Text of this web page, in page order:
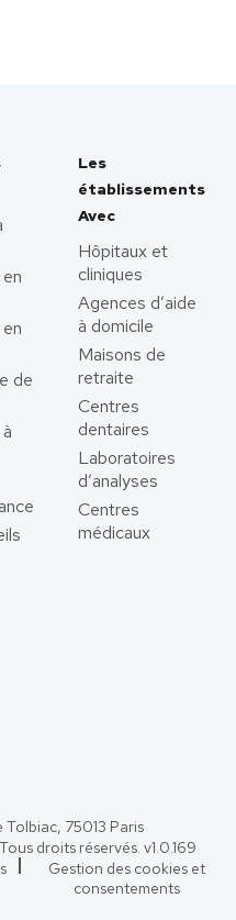
de
Les
établissements
Avec
Hôpitaux et
cliniques
Agences d’aide
à domicile
Maisons de
retraite
Centres
dentaires
Laboratoires
d’analyses
Centres
médicaux
Tolbiac, 75013 Paris
droits réservés. v1.0.169
Gestion des cookies et
consentements